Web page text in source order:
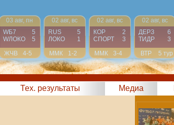
03 авг, пн
WБ7
5
WЛОКО
5
ЖЧВ
4-5
02 авг, вс
RUS
5
ЛОКО
1
ММК
1-2
02 авг, вс
КОР
2
СПОРТ
3
ММК
3-4
02 авг, вс
ДЕРЗ
6
ТИДР
3
ВТР
5 тур
Тех. результаты Медиа